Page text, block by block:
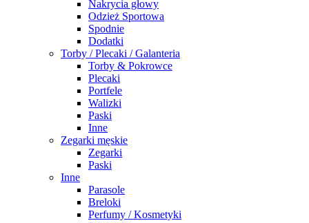
Nakrycia głowy
Odzież Sportowa
Spodnie
Dodatki
Torby / Plecaki / Galanteria
Torby & Pokrowce
Plecaki
Portfele
Walizki
Paski
Inne
Zegarki męskie
Zegarki
Paski
Inne
Parasole
Breloki
Perfumy / Kosmetyki